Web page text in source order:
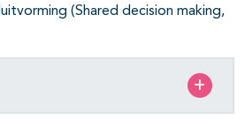
(Shared decision making,